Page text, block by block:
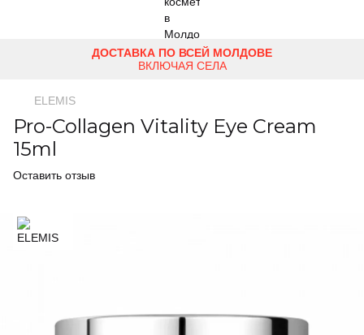
ДОСТАВКА ПО ВСЕЙ МОЛДОВЕ
ВКЛЮЧАЯ СЕЛА
ELEMIS
Pro-Collagen Vitality Eye Cream
15ml
Оставить отзыв